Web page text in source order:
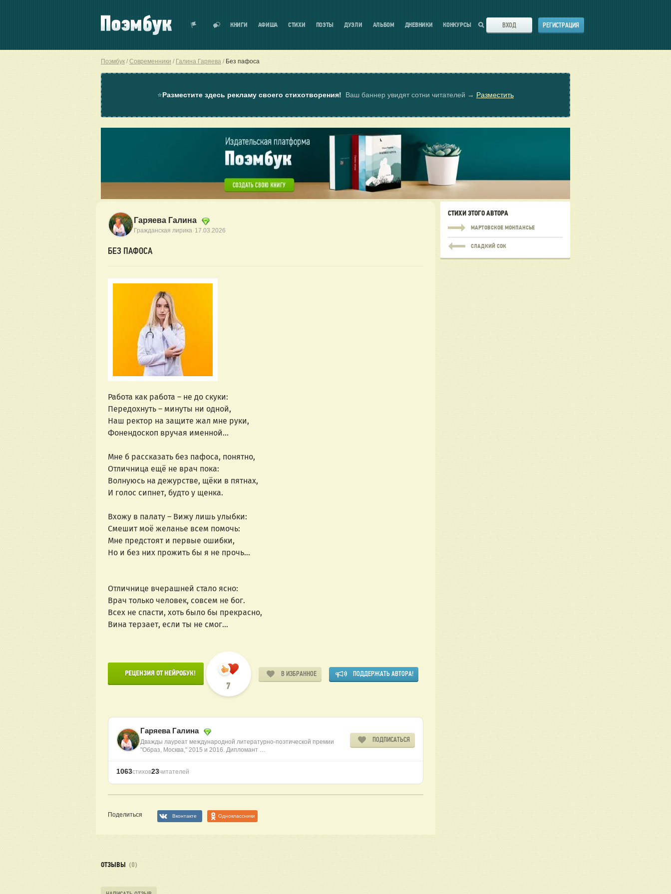
КНИГИ АФИША СТИХИ ПОЭТЫ ДУЭЛИ АЛЬБОМ ДНЕВНИКИ КОНКУРСЫ ВХОД РЕГИСТРАЦИЯ
Поэмбук Современники Галина Гаряева Без пафоса
⭐Разместите здесь рекламу своего стихотворения! Ваш баннер увидят сотни читателей → Разместить
Гаряева Галина
Гражданская лирика· 17.03.2026
БЕЗ ПАФОСА
Работа как работа – не до скуки:
Передохнуть – минуты ни одной,
Наш ректор на защите жал мне руки,
Фонендоскоп вручая именной…
Мне б рассказать без пафоса, понятно,
Отличница ещё не врач пока:
Волнуюсь на дежурстве, щёки в пятнах,
И голос сипнет, будто у щенка.
Вхожу в палату – Вижу лишь улыбки:
Смешит моё желанье всем помочь:
Мне предстоят и первые ошибки,
Но и без них прожить бы я не прочь…
Отличнице вчерашней стало ясно:
Врач только человек, совсем не бог.
Всех не спасти, хоть было бы прекрасно,
Вина терзает, если ты не смог…
7
В ИЗБРАННОЕ ПОДДЕРЖАТЬ АВТОРА!
Гаряева Галина
Дважды лауреат международной литературно-поэтической премии
"Образ, Москва," 2015 и 2016. Дипломант …
ПОДПИСАТЬСЯ
1063стихов23читателей
Поделиться Вконтакте Одноклассники
СТИХИ ЭТОГО АВТОРА
МАРТОВСКОЕ МОНПАНСЬЕ
СЛАДКИЙ СОК
ОТЗЫВЫ (0)